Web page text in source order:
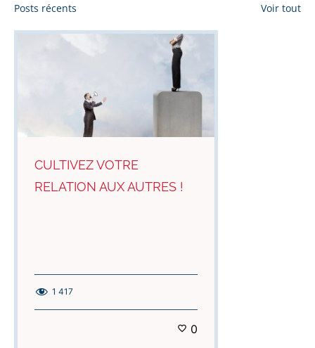
Posts récents Voir tout
CULTIVEZ VOTRE
RELATION AUX AUTRES !
1 417
0